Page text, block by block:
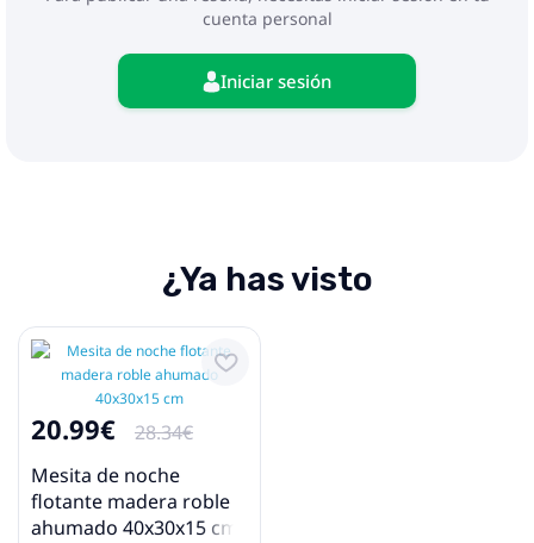
cuenta personal
Iniciar sesión
¿Ya has visto
20.99€
28.34€
Mesita de noche
flotante madera roble
ahumado 40x30x15 cm